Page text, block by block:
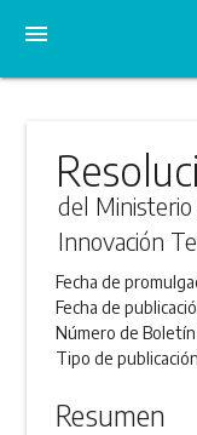
menu
del Ministerio
Innovación
Fecha de
Fecha de
Número de Boletín
Tipo de
Resumen